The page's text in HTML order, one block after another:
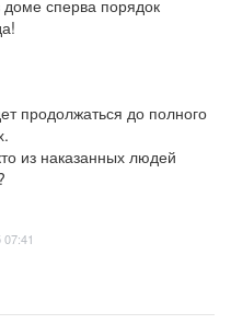
сперва порядок
продолжаться до полного
из наказанных людей